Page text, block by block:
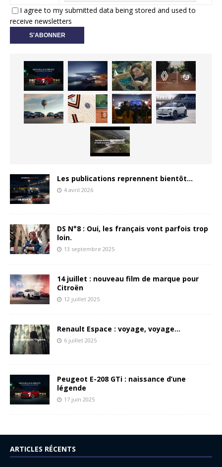
I agree to my submitted data being stored and used to
receive newsletters
Les publications reprennent bientôt…
4 avril 2026
DS N°8 : Oui, les français vont parfois trop
loin.
13 septembre 2025
14 juillet : nouveau film de marque pour
Citroën
12 juillet 2025
Renault Espace : voyage, voyage…
6 juillet 2025
Peugeot E-208 GTi : naissance d’une
légende
17 juin 2025
ARTICLES RÉCENTS